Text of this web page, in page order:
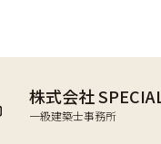
株式会社
一級建築士事務所